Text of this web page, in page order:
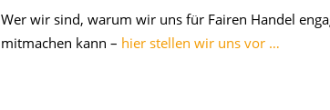
Wer wir sind, warum wir uns für Fairen Handel
mitmachen kann – hier stellen wir uns vor …